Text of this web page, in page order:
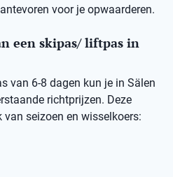
voor je opwaarderen.
een skipas/ liftpas in
van 6-8 dagen kun je in Sälen
richtprijzen. Deze
seizoen en wisselkoers: